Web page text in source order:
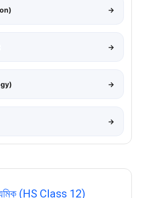
→
→
→
→
(HS Class 12)